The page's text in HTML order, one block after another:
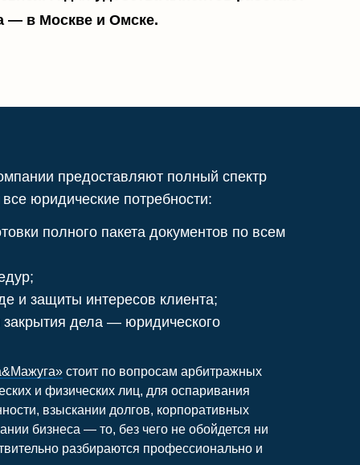
лиц, для оспаривания
долгов, корпоративных
— юридического
для
В МЕНЮ